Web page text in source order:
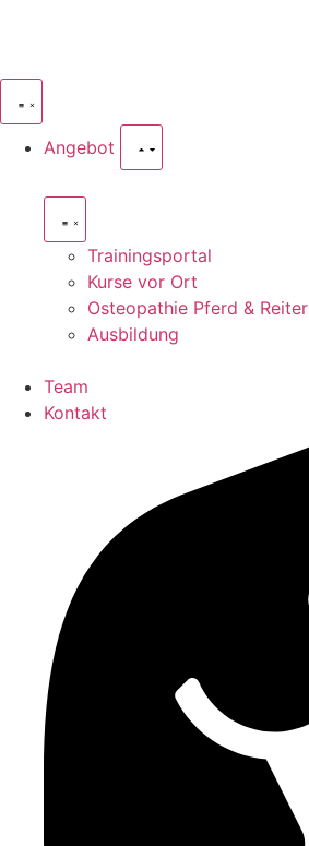
Angebot
Trainingsportal
Kurse vor Ort
Osteopathie Pferd & Reiter
Ausbildung
Team
Kontakt